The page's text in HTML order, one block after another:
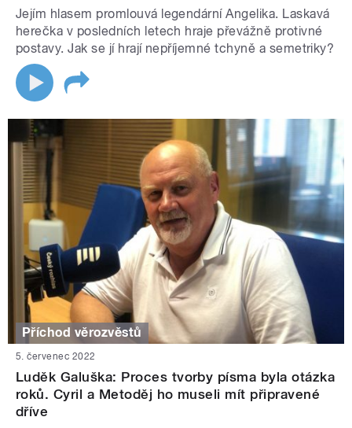
Jejím hlasem promlouvá legendární Angelika. Laskavá
herečka v posledních letech hraje převážně protivné
postavy. Jak se jí hrají nepříjemné tchyně a semetriky?
Příchod věrozvěstů
5. červenec 2022
Luděk Galuška: Proces tvorby písma byla otázka
roků. Cyril a Metoděj ho museli mít připravené
dříve